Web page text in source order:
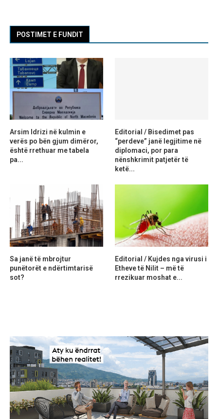
POSTIMET E FUNDIT
Arsim Idrizi në kulmin e
verës po bën gjum dimëror,
është rrethuar me tabela
pa...
Editorial / Bisedimet pas
“perdeve” janë legjitime në
diplomaci, por para
nënshkrimit patjetër të
ketë...
Sa janë të mbrojtur
punëtorët e ndërtimtarisë
sot?
Editorial / Kujdes nga virusi i
Etheve të Nilit – më të
rrezikuar moshat e...